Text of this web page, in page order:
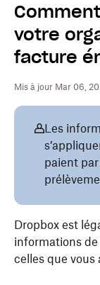
votre
facture
Mis à jour Mar 06,
Les
paient
Dropbox est
informations
celles que vous